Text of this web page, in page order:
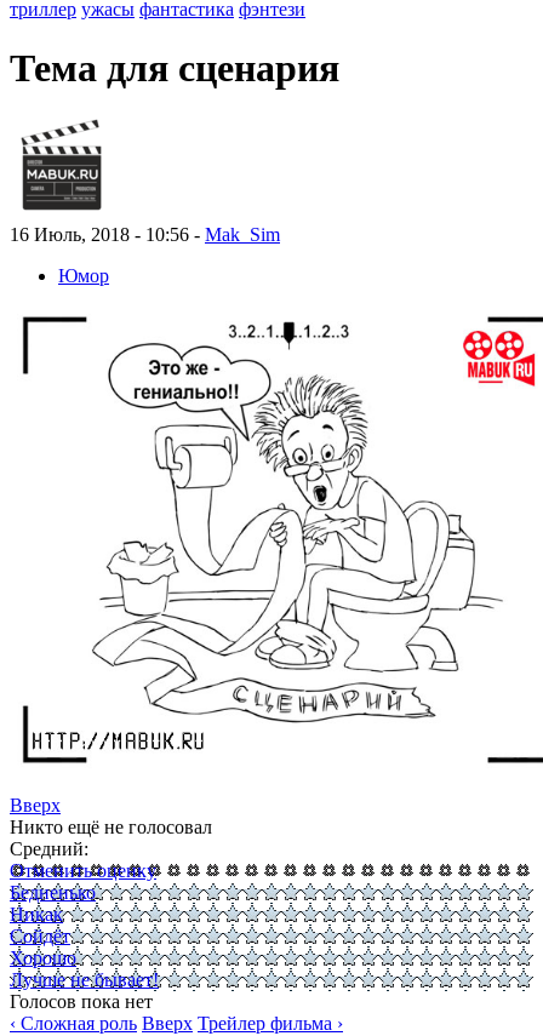
триллер ужасы фантастика фэнтези
Тема для сценария
16 Июль, 2018 - 10:56 - Mak_Sim
Юмор
Вверх
Никто ещё не голосовал
Средний:
Отменить оценку
Бедненько
Никак
Сойдёт
Хорошо
Лучше не бывает!
Голосов пока нет
‹ Сложная роль Вверх Трейлер фильма ›